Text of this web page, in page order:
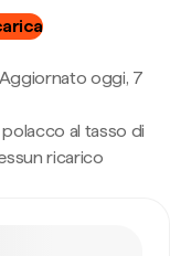
Aggiornato oggi, 7
al tasso di
ricarico